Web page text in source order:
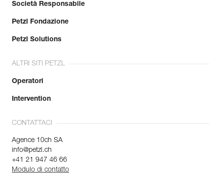
Società Responsabile
Petzl Fondazione
Petzl Solutions
ALTRI SITI PETZL
Operatori
Intervention
CONTATTACI
Agence 10ch SA
info@petzl.ch
+41 21 947 46 66
Modulo di contatto